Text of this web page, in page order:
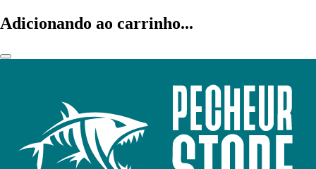
Adicionando ao carrinho...